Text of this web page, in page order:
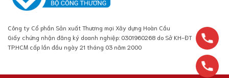
Công ty Cổ phần Sản xuất Thương mại Xây dựng Hoàn Cầu
Giấy chứng nhận đăng ký doanh nghiệp: 0301960268 do Sở KH-ĐT
TP.HCM cấp lần đầu ngày 21 tháng 03 năm 2000